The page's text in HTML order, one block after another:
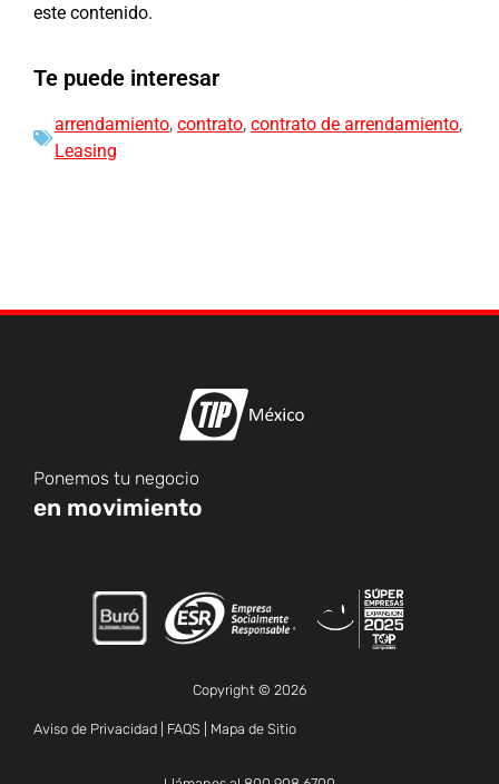
este contenido.
Te puede interesar
arrendamiento, contrato, contrato de arrendamiento,
Leasing
Ponemos tu negocio
en movimiento
Copyright © 2026
Aviso de Privacidad FAQS Mapa de Sitio